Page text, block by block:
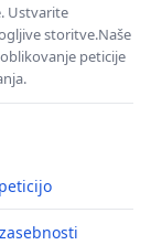
Ustvarite
storitve.Naše
peticije